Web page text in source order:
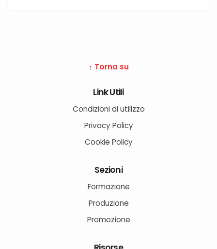
↑ Torna su
Link Utili
Condizioni di utilizzo
Privacy Policy
Cookie Policy
Sezioni
Formazione
Produzione
Promozione